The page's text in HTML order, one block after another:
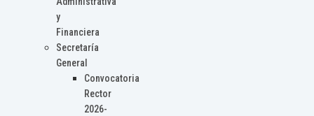
y
Financiera
Secretaría
General
Convocatoria
Rector
2026-